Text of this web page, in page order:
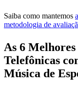
Saiba como mantemos
metodologia de
As 6 Melhores
Telefônicas
Música de